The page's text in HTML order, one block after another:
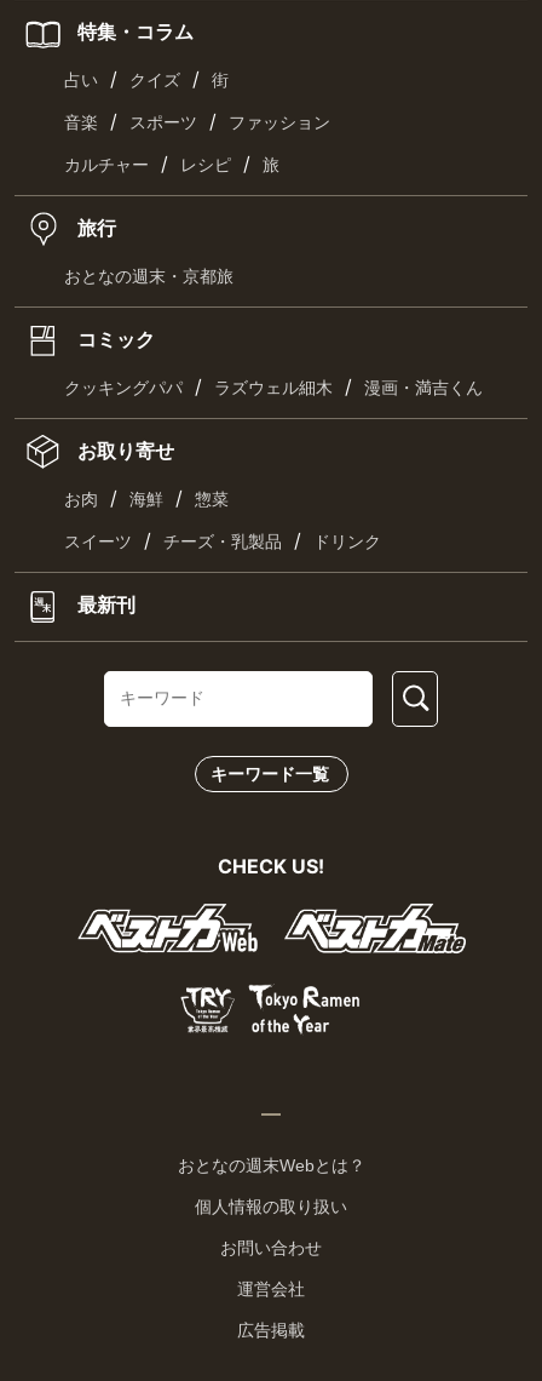
特集・コラム
占い / クイズ / 街
音楽 / スポーツ / ファッション
カルチャー / レシピ / 旅
旅行
おとなの週末・京都旅
コミック
クッキングパパ / ラズウェル細木 / 漫画・満吉くん
お取り寄せ
お肉 / 海鮮 / 惣菜
スイーツ / チーズ・乳製品 / ドリンク
最新刊
キーワード一覧
CHECK US!
おとなの週末Webとは？
個人情報の取り扱い
お問い合わせ
運営会社
広告掲載